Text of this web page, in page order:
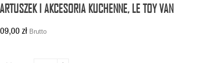
I AKCESORIA KUCHENNE, LE TOY VAN
zł Brutto